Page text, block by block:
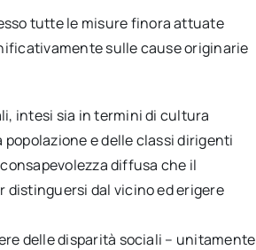
tutte le misure finora attuate
sulle cause originarie
intesi sia in termini di cultura
e delle classi dirigenti
diffusa che il
distinguersi dal vicino ed erigere
delle disparità sociali – unitamente